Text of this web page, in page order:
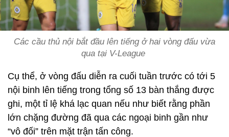
Các cầu thủ nội bắt đầu lên tiếng ở hai vòng đấu vừa
qua tại V-League
Cụ thể, ở vòng đấu diễn ra cuối tuần trước có tới 5
nội binh lên tiếng trong tổng số 13 bàn thắng được
ghi, một tỉ lệ khá lạc quan nếu như biết rằng phần
lớn chặng đường đã qua các ngoại binh gần như
“vô đối” trên mặt trận tấn công.